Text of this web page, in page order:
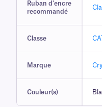
Ruban d'encre
recommandé
Classe
Marque
Couleur(s)